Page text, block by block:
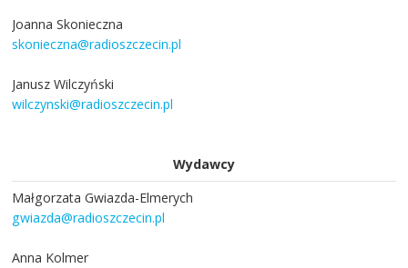
Joanna Skonieczna
skonieczna@radioszczecin.pl
Janusz Wilczyński
wilczynski@radioszczecin.pl
Wydawcy
Małgorzata Gwiazda-Elmerych
gwiazda@radioszczecin.pl
Anna Kolmer